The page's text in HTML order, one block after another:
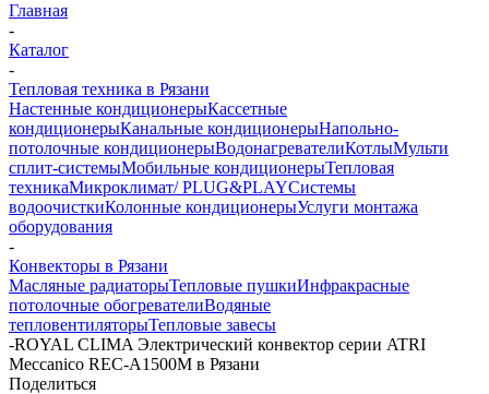
Главная
-
Каталог
-
Тепловая техника в Рязани
Настенные кондиционерыКассетные
кондиционерыКанальные кондиционерыНапольно-
потолочные кондиционерыВодонагревателиКотлыМульти
сплит-системыМобильные кондиционерыТепловая
техникаМикроклимат/ PLUG&PLAYСистемы
водоочисткиКолонные кондиционерыУслуги монтажа
оборудования
-
Конвекторы в Рязани
Масляные радиаторыТепловые пушкиИнфракрасные
потолочные обогревателиВодяные
тепловентиляторыТепловые завесы
-ROYAL CLIMA Электрический конвектор серии ATRI
Meccanico REC-A1500M в Рязани
Поделиться